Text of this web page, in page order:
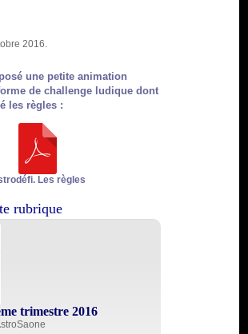
2016.
une petite animation
de challenge ludique dont
les règles :
Les règles
rubrique
trimestre 2016